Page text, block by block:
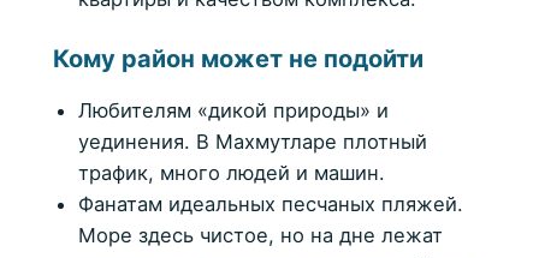
Кому район может не подойти
Любителям «дикой природы» и
уединения. В Махмутларе плотный
трафик, много людей и машин.
Фанатам идеальных песчаных пляжей.
Море здесь чистое, но на дне лежат